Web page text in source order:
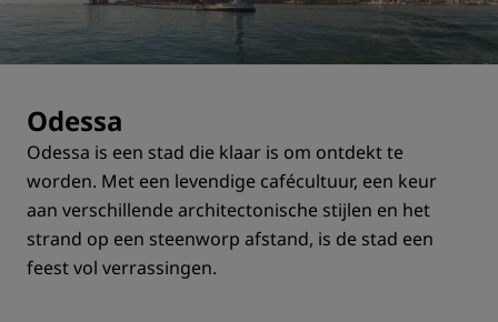
Odessa
Odessa is een stad die klaar is om ontdekt te
worden. Met een levendige cafécultuur, een keur
aan verschillende architectonische stijlen en het
strand op een steenworp afstand, is de stad een
feest vol verrassingen.